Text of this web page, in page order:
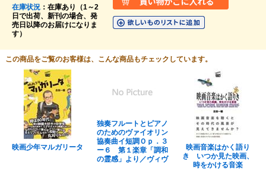
在庫状況：在庫あり（1～2
日で出荷、新刊の場合、発
売日以降のお届けになりま
す）
この商品をご覧のお客様は、こんな商品もチェックしています。
映画少年マルガリータ
独奏フルートとピアノ
のためのヴァイオリン
協奏曲イ短調Ｏｐ．３
ー６ 第１楽章「調和
の霊感」より／ヴィヴ
映画音楽はかく語り
き いつか見た映画、
時をかける音楽